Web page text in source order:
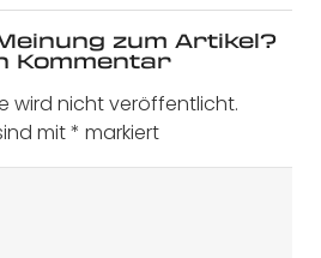
zum Artikel?
Kommentar
wird nicht veröffentlicht.
mit* markiert